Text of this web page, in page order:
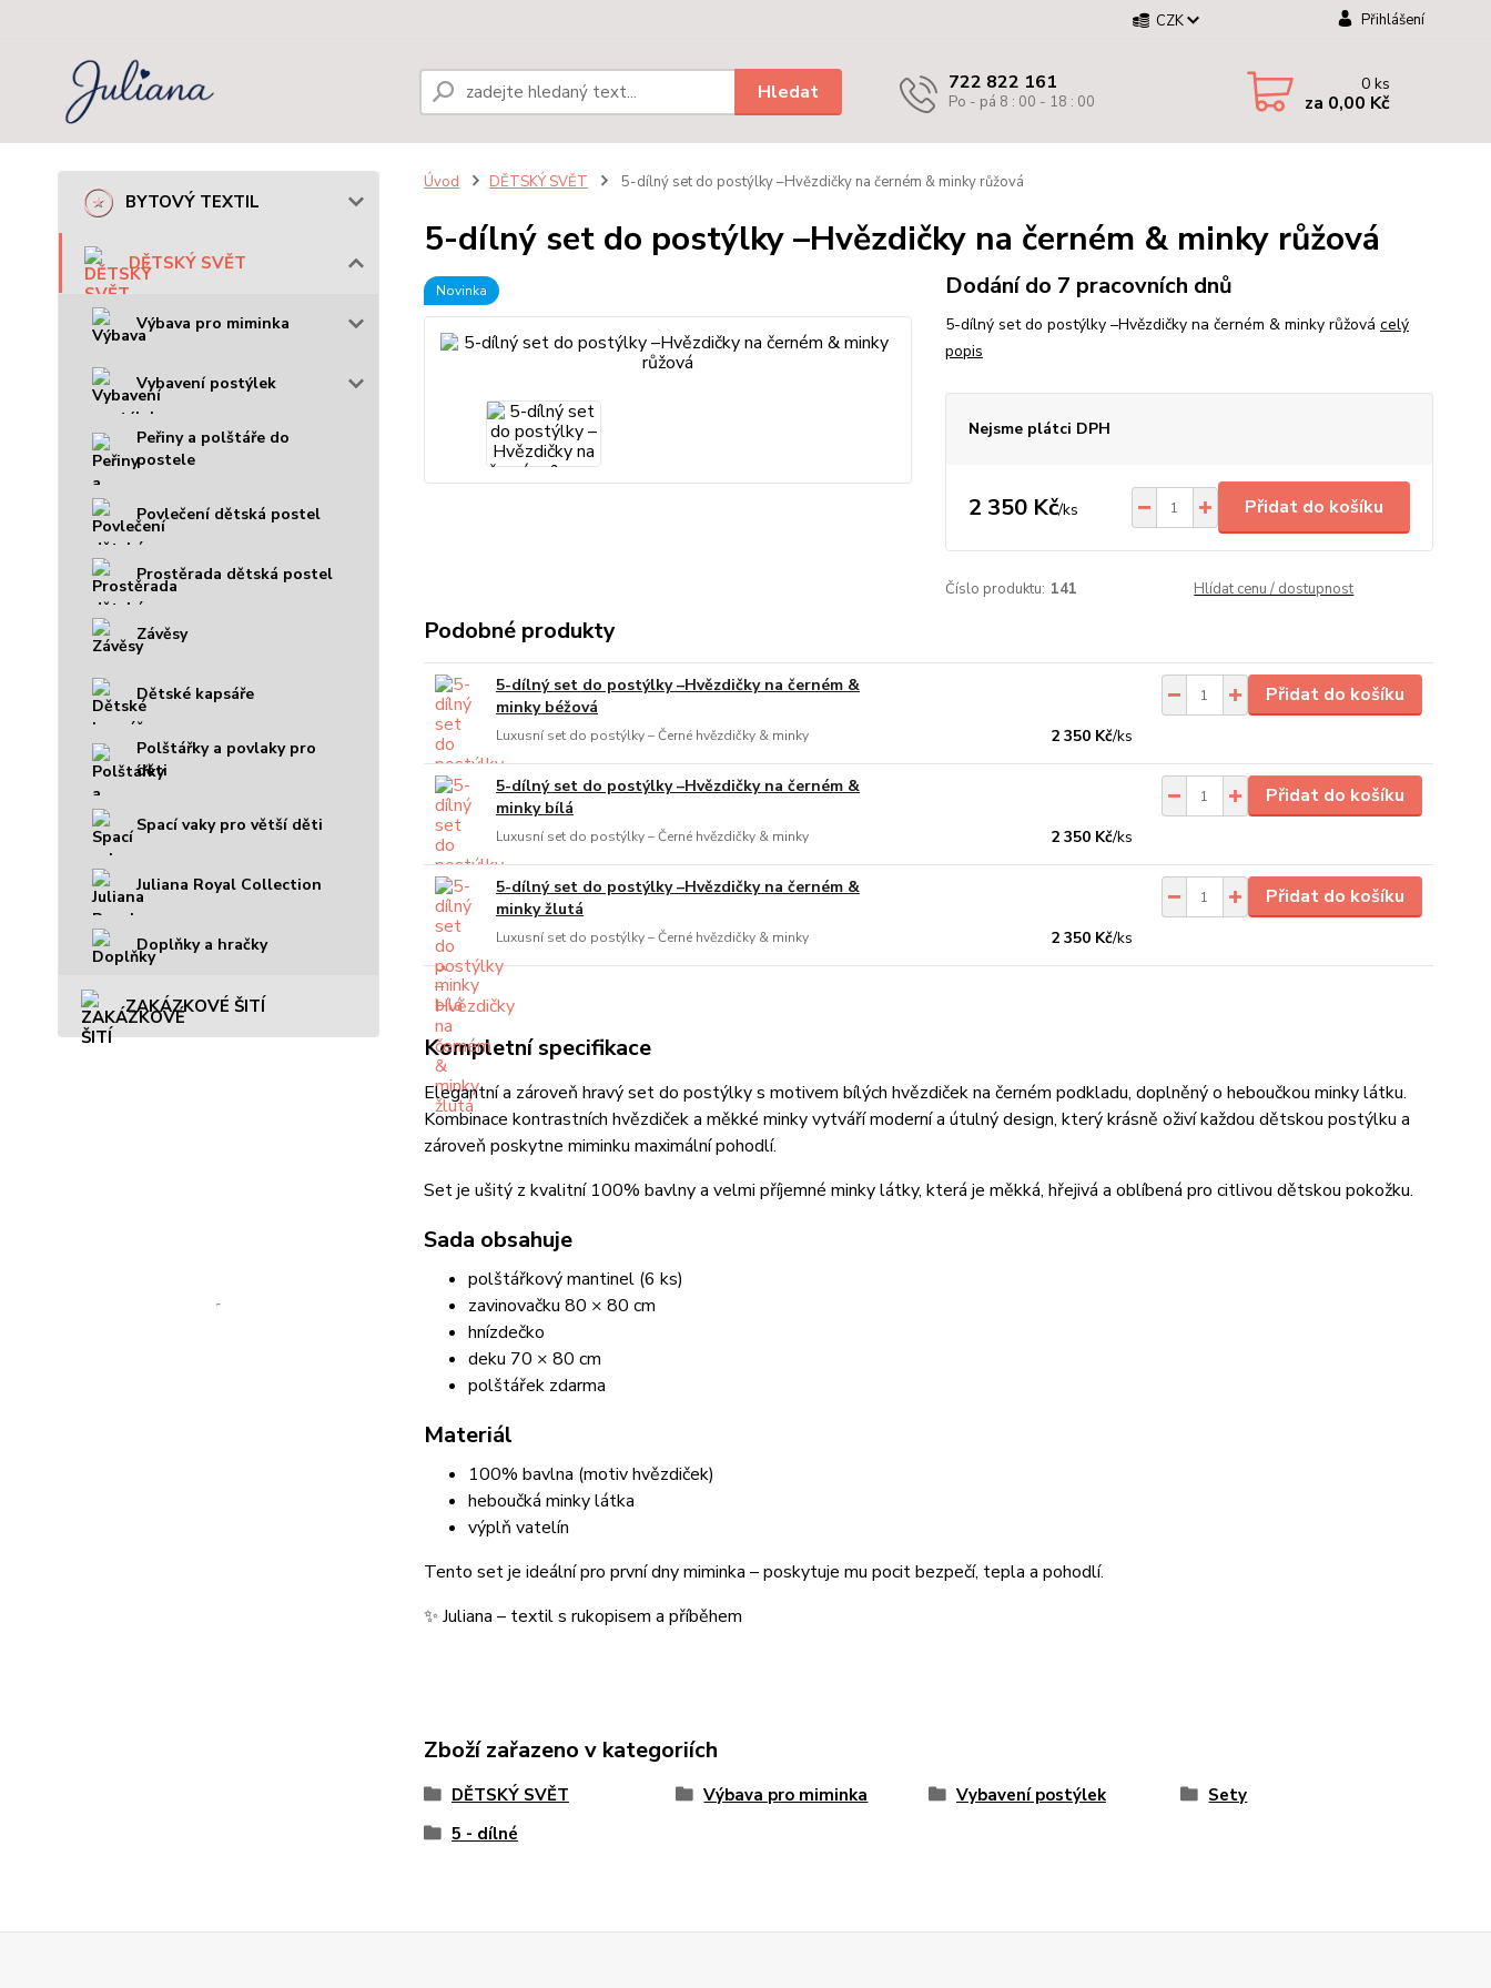
CZK Přihlášení
Hledat 722 822 161
Po - pá 8 : 00 - 18 : 00
0ks
za 0,00 Kč
BYTOVÝ TEXTIL
DĚTSKÝ SVĚT
Výbava pro miminka
Vybavení postýlek
Peřiny a polštáře do
postele
Povlečení dětská postel
Prostěrada dětská postel
Závěsy
Dětské kapsáře
Polštářky a povlaky pro
děti
Spací vaky pro větší děti
Juliana Royal Collection
Doplňky a hračky
ZAKÁZKOVÉ ŠITÍ
Úvod DĚTSKÝ SVĚT 5-dílný set do postýlky –Hvězdičky na černém & minky růžová
5-dílný set do postýlky –Hvězdičky na černém & minky růžová
Novinka Dodání do 7 pracovních dnů
5-dílný set do postýlky –Hvězdičky na černém & minky růžová celý
popis
Nejsme plátci DPH
2 350 Kč/ks Přidat do košíku
Číslo produktu: 141 Hlídat cenu / dostupnost
Podobné produkty
5-dílný set do postýlky –Hvězdičky na černém &
minky béžová
Luxusní set do postýlky – Černé hvězdičky & minky 2 350 Kč/ks
Přidat do košíku
5-dílný set do postýlky –Hvězdičky na černém &
minky bílá
Luxusní set do postýlky – Černé hvězdičky & minky 2 350 Kč/ks
Přidat do košíku
5-dílný set do postýlky –Hvězdičky na černém &
minky žlutá
Luxusní set do postýlky – Černé hvězdičky & minky 2 350 Kč/ks
Přidat do košíku
Kompletní specifikace
Elegantní a zároveň hravý set do postýlky s motivem bílých hvězdiček na černém podkladu, doplněný o heboučkou minky látku.
Kombinace kontrastních hvězdiček a měkké minky vytváří moderní a útulný design, který krásně oživí každou dětskou postýlku a
zároveň poskytne miminku maximální pohodlí.
Set je ušitý z kvalitní 100% bavlny a velmi příjemné minky látky, která je měkká, hřejivá a oblíbená pro citlivou dětskou pokožku.
Sada obsahuje
polštářkový mantinel (6 ks)
zavinovačku 80 × 80 cm
hnízdečko
deku 70 × 80 cm
polštářek zdarma
Materiál
100% bavlna (motiv hvězdiček)
heboučká minky látka
výplň vatelín
Tento set je ideální pro první dny miminka – poskytuje mu pocit bezpečí, tepla a pohodlí.
✨ Juliana – textil s rukopisem a příběhem
Zboží zařazeno v kategoriích
DĚTSKÝ SVĚT Výbava pro miminka Vybavení postýlek
Sety
5 - dílné